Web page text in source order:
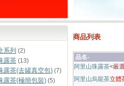
系列 (2)
露茶(13)
露茶(去罐真空包)(7)
露茶(極簡包裝)(5)
商品列表
品名-
阿里山珠露茶<嚴
阿里山烏龍茶立體